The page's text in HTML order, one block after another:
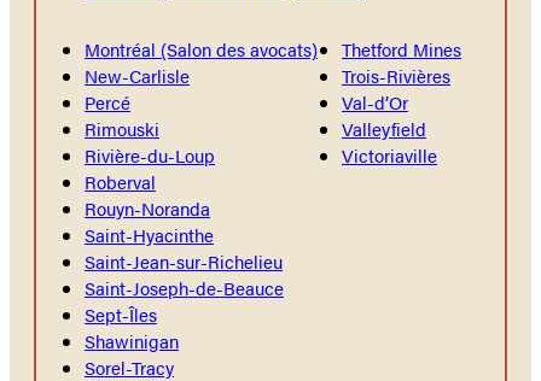
Montréal (Salon des avocats)
New-Carlisle
Percé
Rimouski
Rivière-du-Loup
Roberval
Rouyn-Noranda
Saint-Hyacinthe
Saint-Jean-sur-Richelieu
Saint-Joseph-de-Beauce
Sept-Îles
Shawinigan
Sorel-Tracy
Thetford Mines
Trois-Rivières
Val-d’Or
Valleyfield
Victoriaville